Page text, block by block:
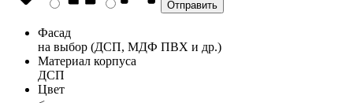
Фасад
на выбор (ДСП, МДФ ПВХ и др.)
Материал корпуса
ДСП
Цвет